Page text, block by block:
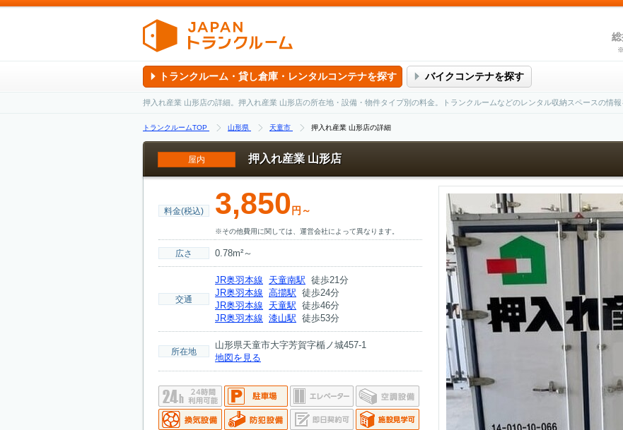
トランクルーム・貸し倉庫・レンタルコンテナを探す バイクコンテナを探す
押入れ産業 山形店の詳細。押入れ産業 山形店の所在地・設備・物件タイプ別の料金。トランクルームなどのレンタル収納スペースの情報
トランクルームTOP 山形県 天童市 押入れ産業 山形店の詳細
屋内 押入れ産業 山形店
料金(税込) 3,850 円～
※その他費用に関しては、運営会社によって異なります。
広さ 0.78m²～
交通
JR奥羽本線 天童南駅 徒歩21分
JR奥羽本線 高擶駅 徒歩24分
JR奥羽本線
天童駅 徒歩46分
JR奥羽本線 漆山駅 徒歩53分
所在地
山形県天童市大字芳賀字楯ノ城457-1
地図を見る